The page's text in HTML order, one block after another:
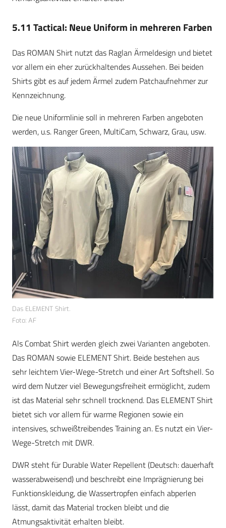
5.11 Tactical: Neue Uniform in mehreren Farben
Das ROMAN Shirt nutzt das Raglan Ärmeldesign und bietet
vor allem ein eher zurückhaltendes Aussehen. Bei beiden
Shirts gibt es auf jedem Ärmel zudem Patchaufnehmer zur
Kennzeichnung.
Die neue Uniformlinie soll in mehreren Farben angeboten
werden, u.s. Ranger Green, MultiCam, Schwarz, Grau, usw.
Das ELEMENT Shirt.
Foto: AF
Als Combat Shirt werden gleich zwei Varianten angeboten.
Das ROMAN sowie ELEMENT Shirt. Beide bestehen aus
sehr leichtem Vier-Wege-Stretch und einer Art Softshell. So
wird dem Nutzer viel Bewegungsfreiheit ermöglicht, zudem
ist das Material sehr schnell trocknend. Das ELEMENT Shirt
bietet sich vor allem für warme Regionen sowie ein
intensives, schweißtreibendes Training an. Es nutzt ein Vier-
Wege-Stretch mit DWR.
DWR steht für Durable Water Repellent (Deutsch: dauerhaft
wasserabweisend) und beschreibt eine Imprägnierung bei
Funktionskleidung, die Wassertropfen einfach abperlen
lässt, damit das Material trocken bleibt und die
Atmungsaktivität erhalten bleibt.